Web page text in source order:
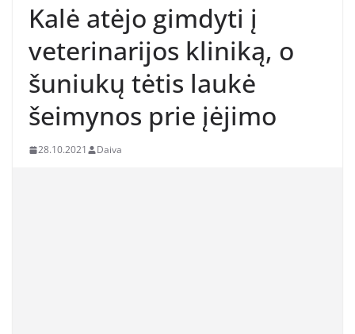
Kalė atėjo gimdyti į
veterinarijos kliniką, o
šuniukų tėtis laukė
šeimynos prie įėjimo
28.10.2021 Daiva